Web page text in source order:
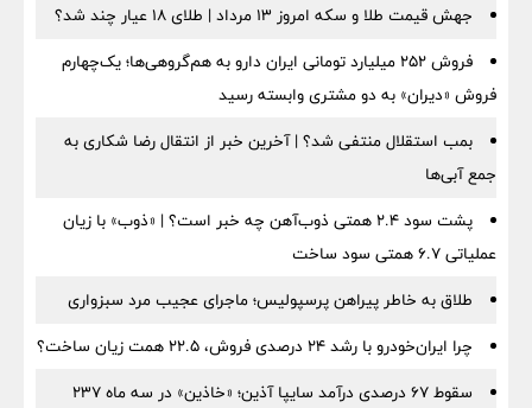
جهش قیمت طلا و سکه امروز ۱۳ مرداد | طلای ۱۸ عیار چند شد؟
فروش ۲۵۲ میلیارد تومانی ایران دارو به هم‌گروهی‌ها؛ یک‌چهارم
فروش «دیران» به دو مشتری وابسته رسید
بمب استقلال منتفی شد؟ | آخرین خبر از انتقال رضا شکاری به
جمع آبی‌ها
پشت سود ۲.۴ همتی ذوب‌آهن چه خبر است؟ | «ذوب» با زیان
عملیاتی ۶.۷ همتی سود ساخت
طلاق به خاطر پیراهن پرسپولیس؛ ماجرای عجیب مرد سبزواری
چرا ایران‌خودرو با رشد ۲۴ درصدی فروش، ۲۲.۵ همت زیان ساخت؟
سقوط ۶۷ درصدی درآمد سایپا آذین؛ «خاذین» در سه ماه ۲۳۷